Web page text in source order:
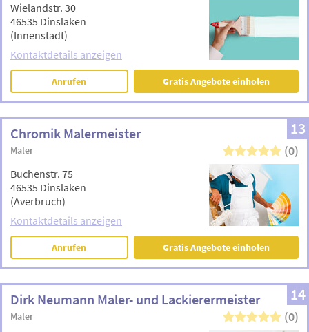
Wielandstr. 30
46535 Dinslaken
(Innenstadt)
Kontaktdetails anzeigen
Anrufen Gratis Angebote einholen
13
Chromik Malermeister
Maler (0)
Buchenstr. 75
46535 Dinslaken
(Averbruch)
Kontaktdetails anzeigen
Anrufen Gratis Angebote einholen
14
Dirk Neumann Maler- und Lackierermeister
Maler (0)